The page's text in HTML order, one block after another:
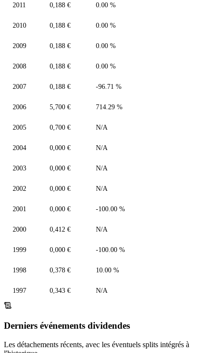
2011 0,188 € 0.00 %
2010 0,188 € 0.00 %
2009 0,188 € 0.00 %
2008 0,188 € 0.00 %
2007 0,188 € -96.71 %
2006 5,700 € 714.29 %
2005 0,700 € N/A
2004 0,000 € N/A
2003 0,000 € N/A
2002 0,000 € N/A
2001 0,000 € -100.00 %
2000 0,412 € N/A
1999 0,000 € -100.00 %
1998 0,378 € 10.00 %
1997 0,343 € N/A
Derniers événements dividendes
Les détachements récents, avec les éventuels splits intégrés à